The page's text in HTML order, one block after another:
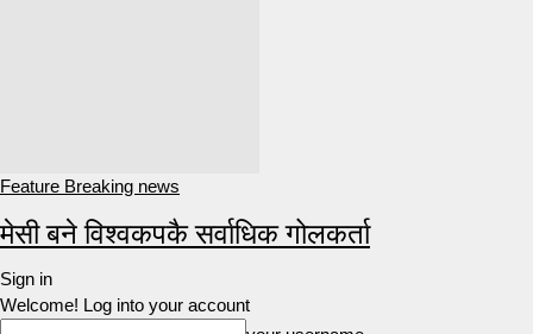
Feature Breaking news
मेसी बने विश्वकपकै सर्वाधिक गोलकर्ता
Sign in
Welcome! Log into your account